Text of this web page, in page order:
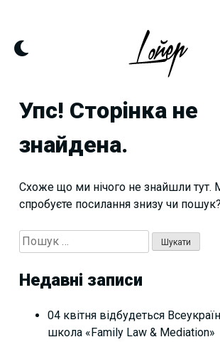
content
Упс! Сторінка не
знайдена.
Схоже що ми нічого не знайшли тут.
спробуєте посилання знизу чи пошук?
Пошук:
Недавні записи
04 квітня відбудеться
школа «Family Law & Mediation»